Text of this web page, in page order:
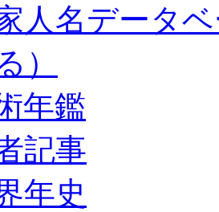
人名データ
）
年鑑
記事
年史